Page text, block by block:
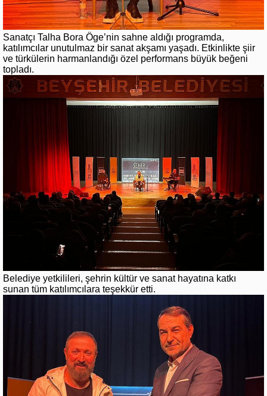
Sanatçı Talha Bora Öge’nin sahne aldığı programda,
katılımcılar unutulmaz bir sanat akşamı yaşadı. Etkinlikte şiir
ve türkülerin harmanlandığı özel performans büyük beğeni
topladı.
Belediye yetkilileri, şehrin kültür ve sanat hayatına katkı
sunan tüm katılımcılara teşekkür etti.